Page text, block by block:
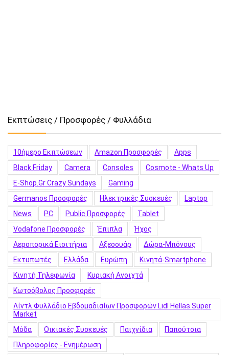
Εκπτώσεις / Προσφορές / Φυλλάδια
10ήμερο Εκπτώσεων Amazon Προσφορές
Apps
Black Friday
Camera Consoles
Cosmote - Whats Up
E-Shop.gr Crazy Sundays
Gaming
Germanos Προσφορές
Hλεκτρικές Συσκευές
Laptop
News
PC Public Προσφορές
Tablet
Vodafone Προσφορές
Έπιπλα
Ήχος
Αεροπορικά Εισιτήρια
Αξεσουάρ
Δώρα-Μπόνους
Εκτυπωτές
Ελλάδα Ευρώπη
Κινητά-Smartphone
Κινητή Τηλεφωνία
Κυριακή Ανοιχτά
Κωτσόβολος Προσφορές
Λίντλ Φυλλάδιο Εβδομαδιαίων Προσφορών Lidl Hellas Super
Market
Μόδα
Οικιακές Συσκευές Παιχνίδια
Παπούτσια
Πληροφορίες - Ενημέρωση